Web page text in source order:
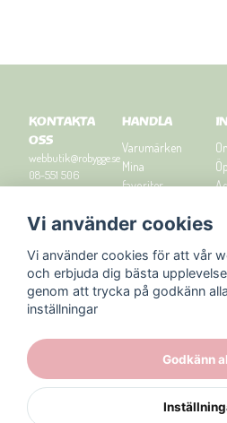
KONTAKTA
OSS
webbutik@robygge.se
08-551 506
Orgnummer: 556463-
HANDLA
Varumärken
Mina
favoriter
Om cookies
Presenttips
Vi använder cookies
Vi använder cookies för att vår
och erbjuda dig bästa
genom att trycka på godkänn
inställningar
Godkänn